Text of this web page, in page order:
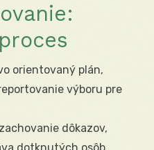
orientovaný plán,
výboru pre
zachovanie dôkazov,
dotknutých osôb,